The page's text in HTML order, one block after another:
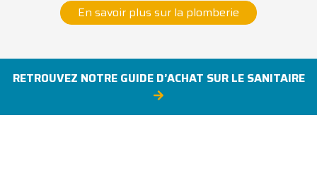
En savoir plus sur la plomberie
RETROUVEZ NOTRE GUIDE D’ACHAT SUR LE SANITAIRE